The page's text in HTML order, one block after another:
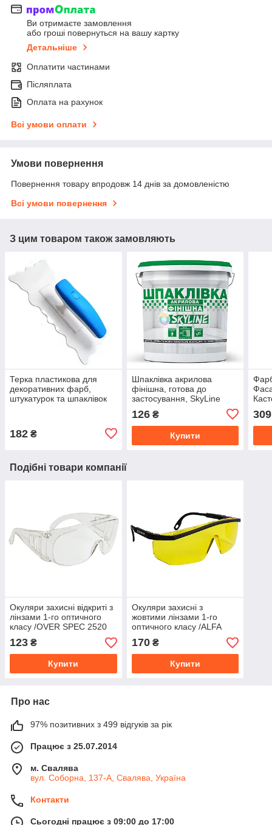
Ви отримаєте замовлення
або гроші повернуться на вашу картку
Детальніше
Оплатити частинами
Післяплата
Оплата на рахунок
Всі умови оплати
Умови повернення
Повернення товару впродовж 14 днів за домовленістю
Всі умови повернення
З цим товаром також замовляють
Терка пластикова для
декоративних фарб,
штукатурок та шпаклівок
182 ₴
Шпаклівка акрилова
фінішна, готова до
застосування, SkyLine
126₴
Купити
309
Подібні товари компанії
Окуляри захисні відкриті з
лінзами 1-го оптичного
класу /OVER SPEC 2520
123 ₴
Купити
Окуляри захисні з
жовтими лінзами 1-го
оптичного класу /ALFA
SPEC 2711
170₴
Купити
Про нас
97% позитивних з 499 відгуків за рік
Працює з 25.07.2014
м. Свалява
вул. Соборна, 137-А, Свалява, Україна
Контакти
Сьогодні працює з 09:00 до 17:00